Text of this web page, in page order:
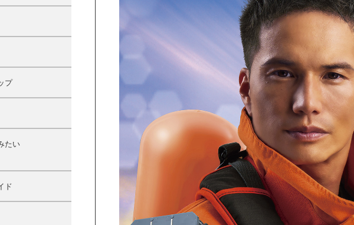
プ
たい
ド